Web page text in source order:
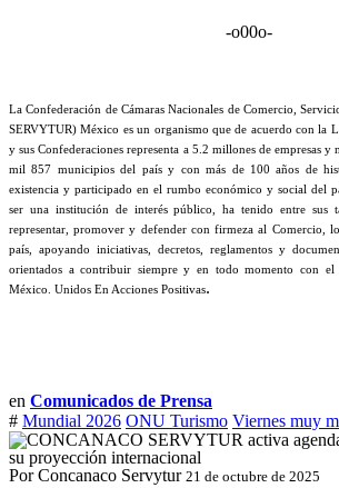
-o00o-
La Confederación de Cámaras Nacionales de Comercio,
SERVYTUR) México es un organismo que de acuerdo con la
y sus Confederaciones representa a 5.2 millones de empresas y
mil 857 municipios del país y con más de 100 años de
existencia y participado en el rumbo económico y social del
ser una institución de interés público, ha tenido entre sus
representar, promover y defender con firmeza al Comercio,
país, apoyando iniciativas, decretos, reglamentos y
orientados a contribuir siempre y en todo momento con el
México. Unidos En Acciones Positivas.
en Comunicados de Prensa
# Mundial 2026 ONU Turismo Viernes muy
Por Concanaco Servytur 21 de octubre de 2025